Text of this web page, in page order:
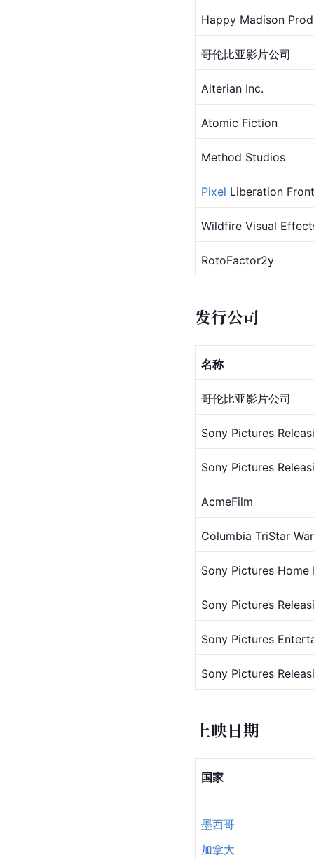
Happy Madison
哥伦比亚影片公司
Alterian Inc.
Atomic Fiction
Method Studios
Pixel Liberation Front
Wildfire Visual
RotoFactor2y
发行公司
名称
哥伦比亚影片公司
Sony Pictures
Sony Pictures
AcmeFilm
Columbia TriStar
Sony Pictures
Sony Pictures
Sony Pictures
Sony Pictures
上映日期
国家
墨西哥
加拿大